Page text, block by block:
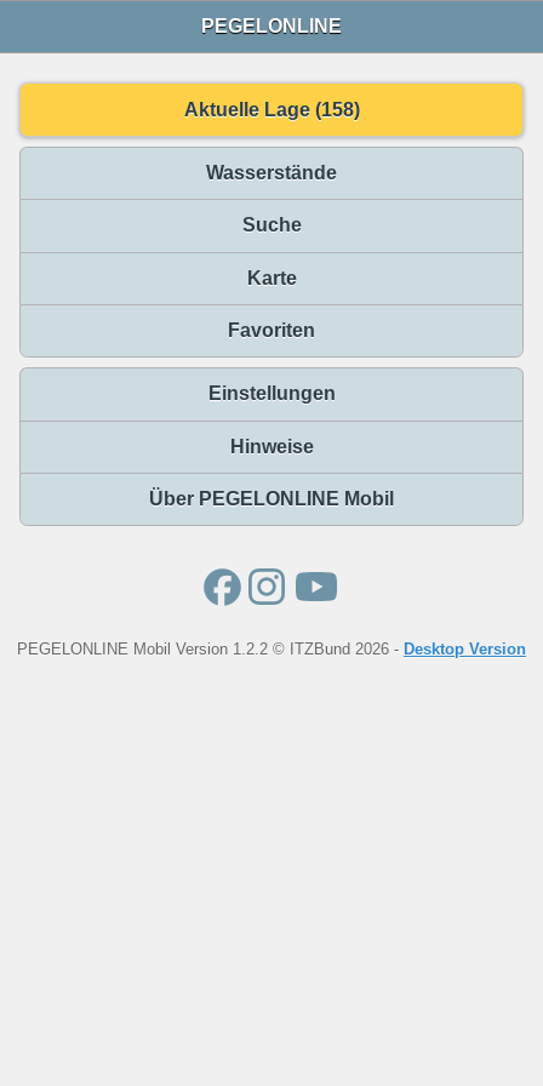
PEGELONLINE
Aktuelle Lage (158)
Wasserstände
Suche
Karte
Favoriten
Einstellungen
Hinweise
Über PEGELONLINE Mobil
PEGELONLINE Mobil Version 1.2.2 © ITZBund 2026 - Desktop Version